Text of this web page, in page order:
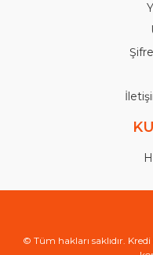
© Tüm hakları saklıdır.